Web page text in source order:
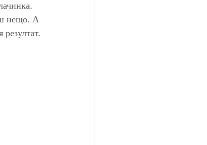
нещо. А